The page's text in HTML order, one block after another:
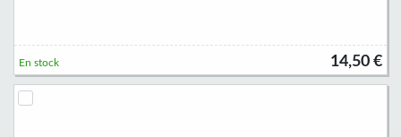
14,50 €
En stock